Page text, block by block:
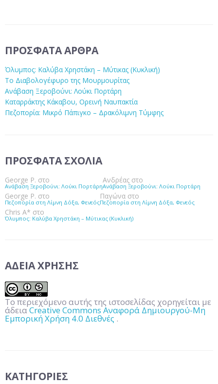
ΠΡΌΣΦΑΤΑ ΆΡΘΡΑ
Όλυμπος: Καλύβα Χρηστάκη – Μύτικας (Κυκλική)
Το Διαβολογέφυρο της Μουρμουρίτας
Ανάβαση Ξεροβούνι: Λούκι Πορτάρη
Καταρράκτης Κάκαβου, Ορεινή Ναυπακτία
Πεζοπορία: Μικρό Πάπιγκο – Δρακόλιμνη Τύμφης
ΠΡΌΣΦΑΤΑ ΣΧΌΛΙΑ
George P. στο
Ανάβαση Ξεροβούνι: Λούκι Πορτάρη
Ανδρέας στο
Ανάβαση Ξεροβούνι: Λούκι Πορτάρη
George P. στο
Πεζοπορία στη Λίμνη Δόξα, Φενεός
Παγώνα στο
Πεζοπορία στη Λίμνη Δόξα, Φενεός
Chris A* στο
Όλυμπος: Καλύβα Χρηστάκη – Μύτικας (Κυκλική)
ΆΔΕΙΑ ΧΡΉΣΗΣ
Το περιεχόμενο αυτής της ιστοσελίδας χορηγείται με
άδειαCreative Commons Αναφορά Δημιουργού-Μη
Εμπορική Χρήση 4.0 Διεθνές .
KΑΤΗΓΟΡΊΕΣ